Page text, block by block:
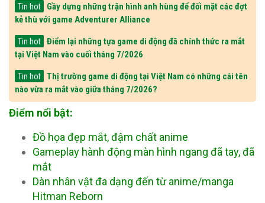
Tin hot
Gầy dựng những trận hình anh hùng để đối mặt các đợt
kẻ thù với game Adventurer Alliance
Tin hot
Điểm lại những tựa game di động đã chính thức ra mắt
tại Việt Nam vào cuối tháng 7/2026
Tin hot
Thị trường game di động tại Việt Nam có những cái tên
nào vừa ra mắt vào giữa tháng 7/2026?
Điểm nổi bật:
Đồ họa đẹp mắt, đậm chất anime
Gameplay hành động màn hình ngang đã tay, đã
mắt
Dàn nhân vật đa dạng đến từ anime/manga
Hitman Reborn